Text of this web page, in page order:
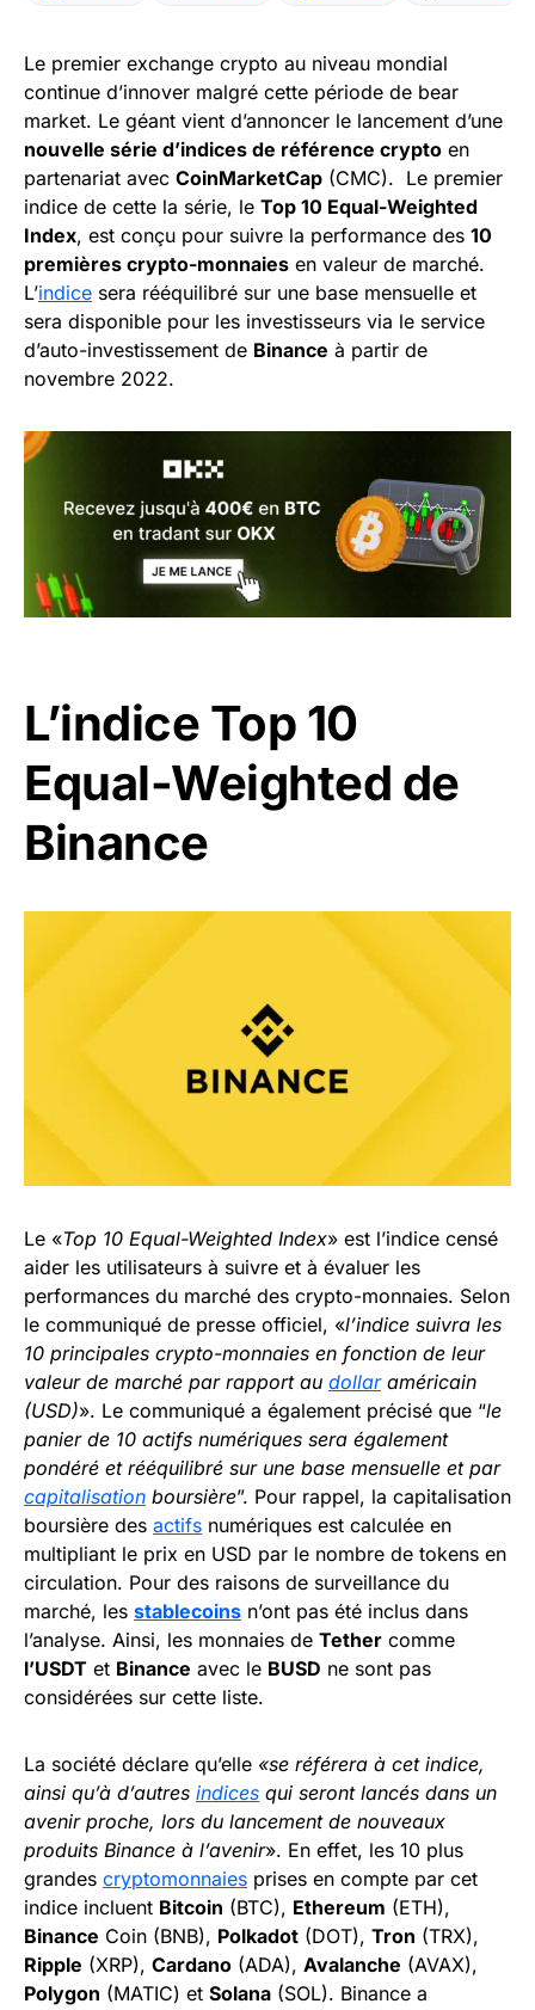
Le premier exchange crypto au niveau mondial
continue d’innover malgré cette période de bear
market. Le géant vient d’annoncer le lancement d’une
nouvelle série d’indices de référence crypto en
partenariat avec CoinMarketCap (CMC). Le premier
indice de cette la série, le Top 10 Equal-Weighted
Index, est conçu pour suivre la performance des 10
premières crypto-monnaies en valeur de marché.
L’indice sera rééquilibré sur une base mensuelle et
sera disponible pour les investisseurs via le service
d’auto-investissement de Binance à partir de
novembre 2022.
L’indice Top 10
Equal-Weighted de
Binance
Le «Top 10 Equal-Weighted Index» est l’indice censé
aider les utilisateurs à suivre et à évaluer les
performances du marché des crypto-monnaies. Selon
le communiqué de presse officiel, «l’indice suivra les
10 principales crypto-monnaies en fonction de leur
valeur de marché par rapport au dollaraméricain
(USD)». Le communiqué a également précisé que “le
panier de 10 actifs numériques sera également
pondéré et rééquilibré sur une base mensuelle et par
capitalisation boursière”. Pour rappel, la capitalisation
boursière des actifs numériques est calculée en
multipliant le prix en USD par le nombre de tokens en
circulation. Pour des raisons de surveillance du
marché, les stablecoins n’ont pas été inclus dans
l’analyse. Ainsi, les monnaies de Tether comme
l’USDT et Binance avec le BUSD ne sont pas
considérées sur cette liste.
La société déclare qu’elle «se référera à cet indice,
ainsi qu’à d’autres indices qui seront lancés dans un
avenir proche, lors du lancement de nouveaux
produits Binance à l’avenir». En effet, les 10 plus
grandes cryptomonnaies prises en compte par cet
indice incluent Bitcoin (BTC), Ethereum (ETH),
Binance Coin (BNB), Polkadot (DOT), Tron (TRX),
Ripple (XRP), Cardano (ADA), Avalanche (AVAX),
Polygon (MATIC) et Solana (SOL). Binance a